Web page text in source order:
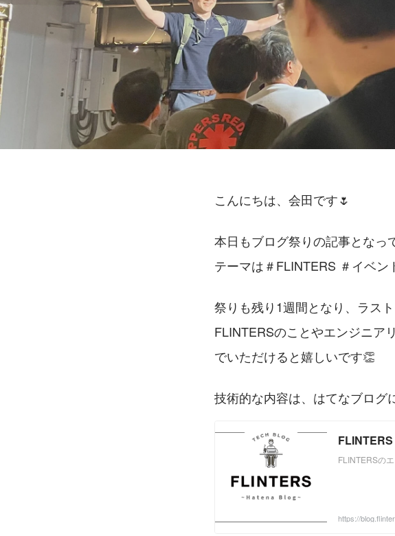
こんにちは、会田です🌷
本日もブログ祭りの記事となっ
テーマは＃FLINTERS ＃イベン
祭りも残り1週間となり、ラス
FLINTERSのことやエンジニア
でいただけると嬉しいです👏
技術的な内容は、はてなブログ
FLINTERSの
https://